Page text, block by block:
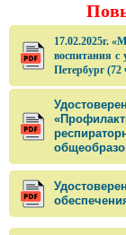
17.02.2025г.
воспитания
Петербург (72